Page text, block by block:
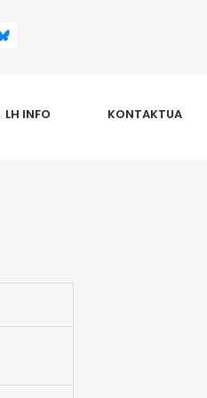
LH INFO KONTAKTUA